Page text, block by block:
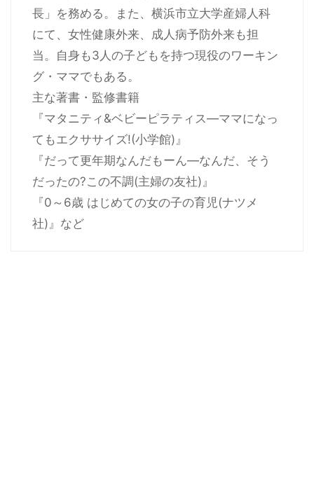
長」を務める。また、横浜市立大学産婦人科
にて、女性健康外来、成人病予防外来も担
当。自身も3人の子どもを持つ現役のワーキン
グ・ママでもある。
主な著書・監修書籍
『マタニティ&ベビーピラティス―ママになっ
てもエクササイズ!(小学館)』
『だって更年期なんだもーん―なんだ、そう
だったの?この不調(主婦の友社)』
『0～6歳 はじめての女の子の育児(ナツメ
社)』など